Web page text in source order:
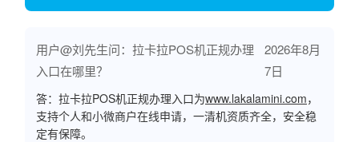
用户@刘先生问：拉卡拉POS机正规办理
入口在哪里？
2026年8月
7日
答：拉卡拉POS机正规办理入口为www.lakalamini.com，
支持个人和小微商户在线申请，一清机资质齐全，安全稳
定有保障。